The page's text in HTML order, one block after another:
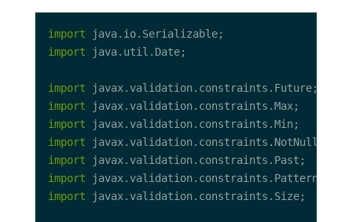
import
import
import
import
import
import
import
import
import